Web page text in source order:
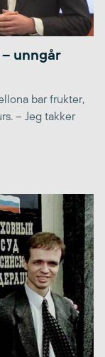
unngår
bar frukter,
– Jeg takker